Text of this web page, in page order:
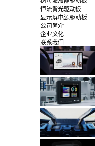
恒流背光驱动板
显示屏电源驱动板
公司简介
企业文化
联系我们